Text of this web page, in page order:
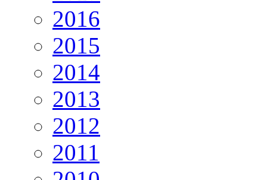
2016
2015
2014
2013
2012
2011